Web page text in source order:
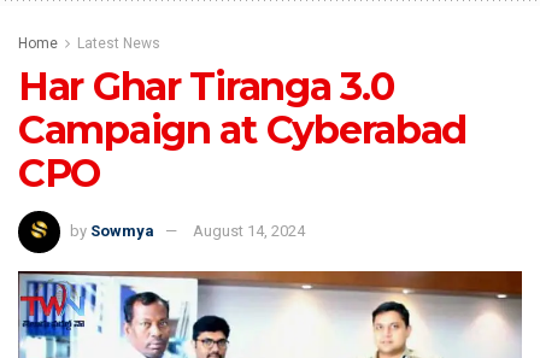
Home Latest News
Har Ghar Tiranga 3.0
Campaign at Cyberabad
CPO
by Sowmya August 14, 2024